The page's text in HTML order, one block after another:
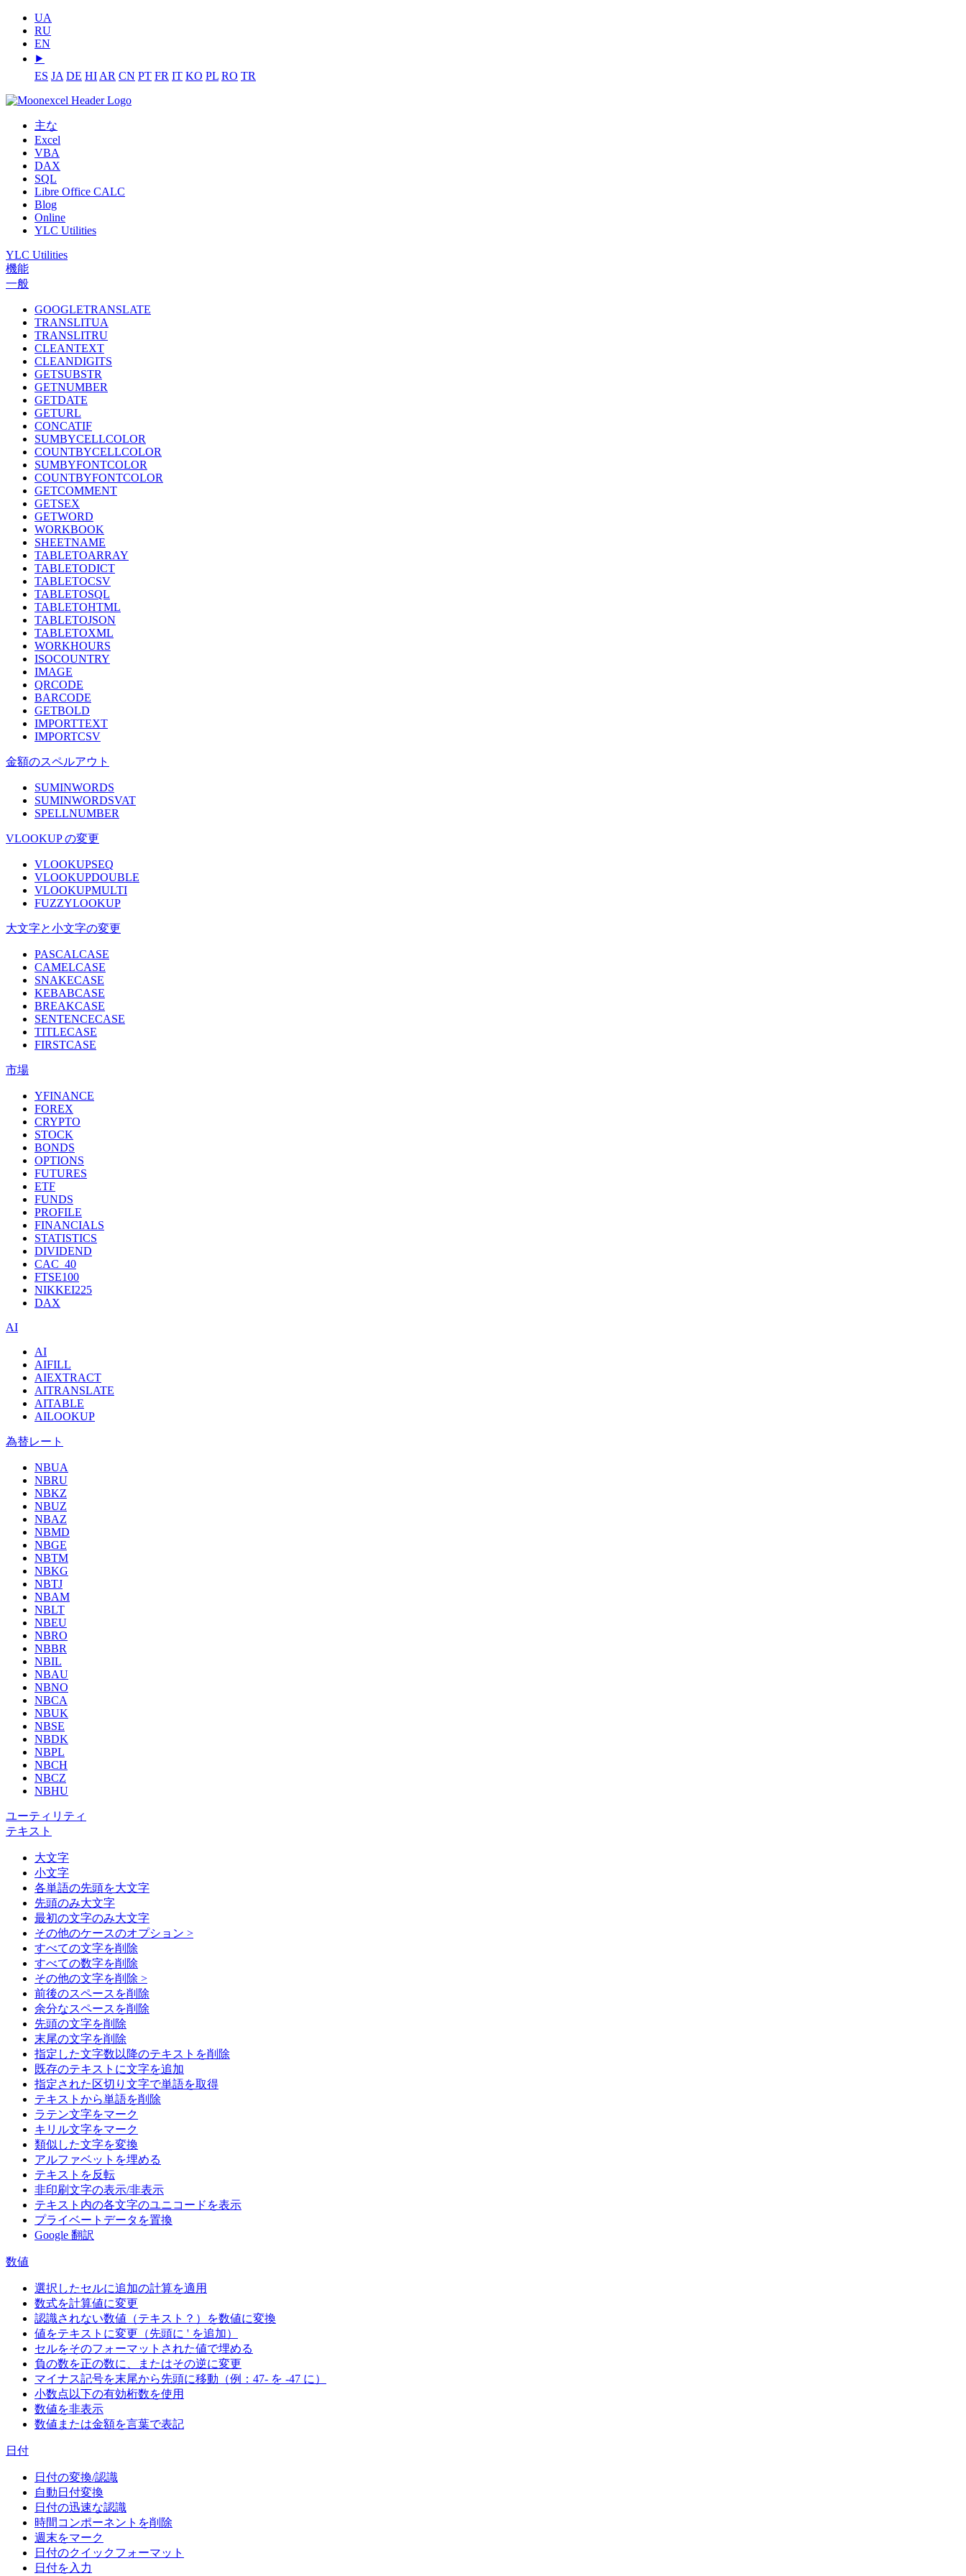
UA
RU
EN
⯈
ES JA DE HI AR CN PT FR IT KO PL RO TR
主な
Excel
VBA
DAX
SQL
Libre Office CALC
Blog
Online
YLC Utilities
YLC Utilities
機能
一般
GOOGLETRANSLATE
TRANSLITUA
TRANSLITRU
CLEANTEXT
CLEANDIGITS
GETSUBSTR
GETNUMBER
GETDATE
GETURL
CONCATIF
SUMBYCELLCOLOR
COUNTBYCELLCOLOR
SUMBYFONTCOLOR
COUNTBYFONTCOLOR
GETCOMMENT
GETSEX
GETWORD
WORKBOOK
SHEETNAME
TABLETOARRAY
TABLETODICT
TABLETOCSV
TABLETOSQL
TABLETOHTML
TABLETOJSON
TABLETOXML
WORKHOURS
ISOCOUNTRY
IMAGE
QRCODE
BARCODE
GETBOLD
IMPORTTEXT
IMPORTCSV
金額のスペルアウト
SUMINWORDS
SUMINWORDSVAT
SPELLNUMBER
VLOOKUP の変更
VLOOKUPSEQ
VLOOKUPDOUBLE
VLOOKUPMULTI
FUZZYLOOKUP
大文字と小文字の変更
PASCALCASE
CAMELCASE
SNAKECASE
KEBABCASE
BREAKCASE
SENTENCECASE
TITLECASE
FIRSTCASE
市場
YFINANCE
FOREX
CRYPTO
STOCK
BONDS
OPTIONS
FUTURES
ETF
FUNDS
PROFILE
FINANCIALS
STATISTICS
DIVIDEND
CAC_40
FTSE100
NIKKEI225
DAX
AI
AI
AIFILL
AIEXTRACT
AITRANSLATE
AITABLE
AILOOKUP
為替レート
NBUA
NBRU
NBKZ
NBUZ
NBAZ
NBMD
NBGE
NBTM
NBKG
NBTJ
NBAM
NBLT
NBEU
NBRO
NBBR
NBIL
NBAU
NBNO
NBCA
NBUK
NBSE
NBDK
NBPL
NBCH
NBCZ
NBHU
ユーティリティ
テキスト
大文字
小文字
各単語の先頭を大文字
先頭のみ大文字
最初の文字のみ大文字
その他のケースのオプション >
すべての文字を削除
すべての数字を削除
その他の文字を削除 >
前後のスペースを削除
余分なスペースを削除
先頭の文字を削除
末尾の文字を削除
指定した文字数以降のテキストを削除
既存のテキストに文字を追加
指定された区切り文字で単語を取得
テキストから単語を削除
ラテン文字をマーク
キリル文字をマーク
類似した文字を変換
アルファベットを埋める
テキストを反転
非印刷文字の表示/非表示
テキスト内の各文字のユニコードを表示
プライベートデータを置換
Google 翻訳
数値
選択したセルに追加の計算を適用
数式を計算値に変更
認識されない数値（テキスト？）を数値に変換
値をテキストに変更（先頭に ' を追加）
セルをそのフォーマットされた値で埋める
負の数を正の数に、またはその逆に変更
マイナス記号を末尾から先頭に移動（例：47- を -47 に）
小数点以下の有効桁数を使用
数値を非表示
数値または金額を言葉で表記
日付
日付の変換/認識
自動日付変換
日付の迅速な認識
時間コンポーネントを削除
週末をマーク
日付のクイックフォーマット
日付を入力